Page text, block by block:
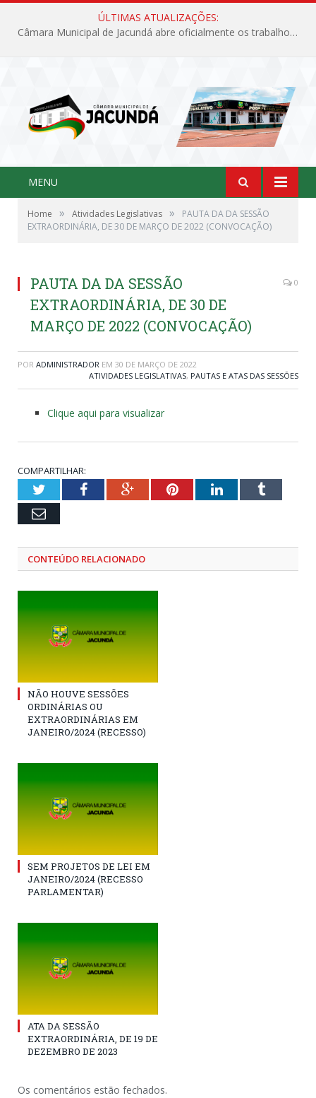
ÚLTIMAS ATUALIZAÇÕES:
Câmara Municipal de Jacundá abre oficialmente os trabalhos legislativos de 2026
MENU
Home » Atividades Legislativas »
PAUTA DA DA SESSÃO
EXTRAORDINÁRIA, DE 30 DE MARÇO DE 2022 (CONVOCAÇÃO)
PAUTA DA DA SESSÃO
EXTRAORDINÁRIA, DE 30 DE
MARÇO DE 2022 (CONVOCAÇÃO)
0
POR ADMINISTRADOR EM 30 DE MARÇO DE 2022
ATIVIDADES LEGISLATIVAS, PAUTAS E ATAS DAS SESSÕES
Clique aqui para visualizar
COMPARTILHAR:
TwitterFacebookGoogle+PinterestLinkedInTumblr
Email
CONTEÚDO RELACIONADO
NÃO HOUVE SESSÕES
ORDINÁRIAS OU
EXTRAORDINÁRIAS EM
JANEIRO/2024 (RECESSO)
SEM PROJETOS DE LEI EM
JANEIRO/2024 (RECESSO
PARLAMENTAR)
ATA DA SESSÃO
EXTRAORDINÁRIA, DE 19 DE
DEZEMBRO DE 2023
Os comentários estão fechados.